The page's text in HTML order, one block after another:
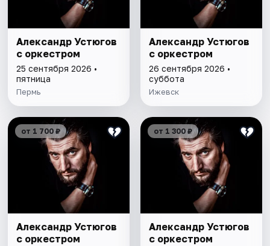
Александр Устюгов
с оркестром
25 сентября 2026 •
пятница
Пермь
Александр Устюгов
с оркестром
26 сентября 2026 •
суббота
Ижевск
от 1 700 ₽
Александр Устюгов
с оркестром
от 1 300 ₽
Александр Устюгов
с оркестром